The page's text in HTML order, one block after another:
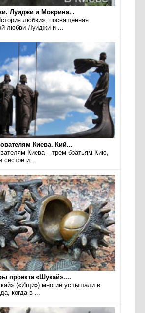
Луиджи и Мокрина...
любви», посвященная
любви Луиджи и ...
Киева. Кий...
Киева – трем братьям Кию,
и...
проекта «Шукай»....
(«Ищи») многие услышали в
когда в ...